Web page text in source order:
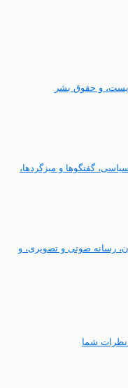
گفتگوها و میزگردها،
رسانه صوتی و تصویری، و